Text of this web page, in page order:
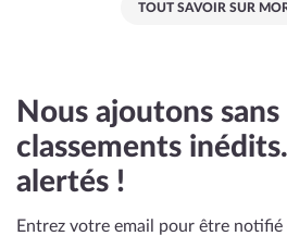
TOUT SAVOIR SUR
Nous ajoutons sans
classements
alertés !
Entrez votre email pour être notifié